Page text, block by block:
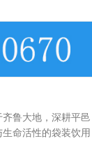
鲁大地，深耕平邑
命活性的袋装饮用